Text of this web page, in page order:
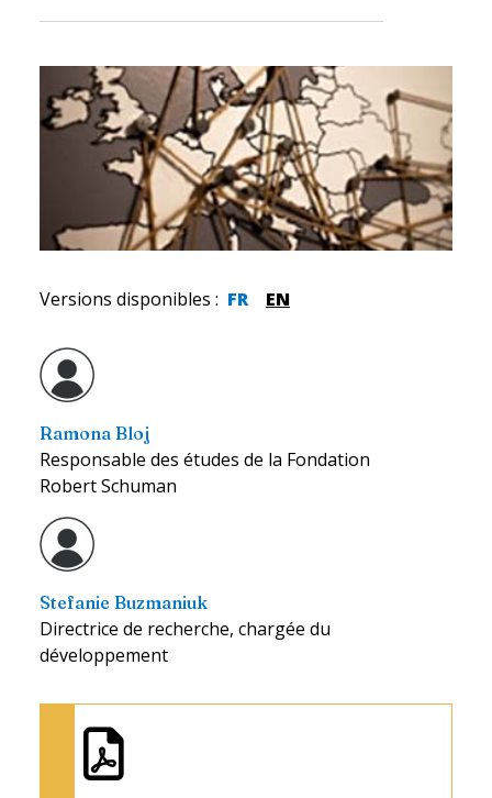
Versions disponibles : FR EN
Ramona Bloj
Responsable des études de la Fondation
Robert Schuman
Stefanie Buzmaniuk
Directrice de recherche, chargée du
développement